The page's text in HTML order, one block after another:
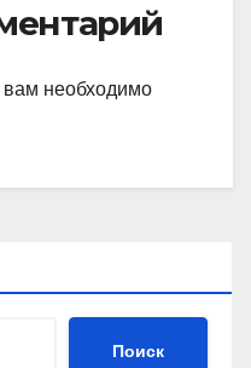
необходимо
Поиск